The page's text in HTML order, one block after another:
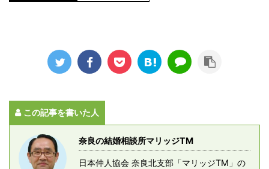
この記事を書いた人
奈良の結婚相談所マリッジTM
日本仲人協会 奈良北支部「マリッジTM」の